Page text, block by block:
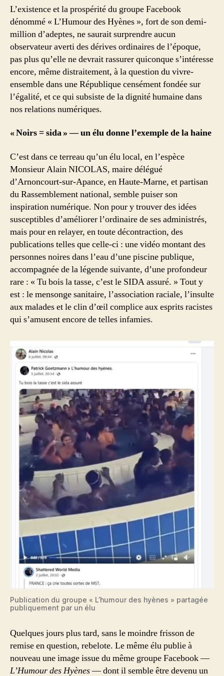
L’existence et la prospérité du groupe Facebook
dénommé « L’Humour des Hyènes », fort de son demi-
million d’adeptes, ne saurait surprendre aucun
observateur averti des dérives ordinaires de l’époque,
pas plus qu’elle ne devrait rassurer quiconque s’intéresse
encore, même distraitement, à la question du vivre-
ensemble dans une République censément fondée sur
l’égalité, et ce qui subsiste de la dignité humaine dans
nos relations numériques.
« Noirs = sida » — un élu donne l’exemple de la haine
C’est dans ce terreau qu’un élu local, en l’espèce
Monsieur Alain NICOLAS, maire délégué
d’Arnoncourt-sur-Apance, en Haute-Marne, et partisan
du Rassemblement national, semble puiser son
inspiration numérique. Non pour y trouver des idées
susceptibles d’améliorer l’ordinaire de ses administrés,
mais pour en relayer, en toute décontraction, des
publications telles que celle-ci : une vidéo montant des
personnes noires dans l’eau d’une piscine publique,
accompagnée de la légende suivante, d’une profondeur
rare : « Tu bois la tasse, c’est le SIDA assuré. » Tout y
est : le mensonge sanitaire, l’association raciale, l’insulte
aux malades et le clin d’œil complice aux esprits racistes
qui s’amusent encore de telles infamies.
Publication du groupe « L’humour des hyènes » partagée
publiquement par un élu
Quelques jours plus tard, sans le moindre frisson de
remise en question, rebelote. Le même élu publie à
nouveau une image issue du même groupe Facebook —
L’Humour des Hyènes— dont il semble être devenu un